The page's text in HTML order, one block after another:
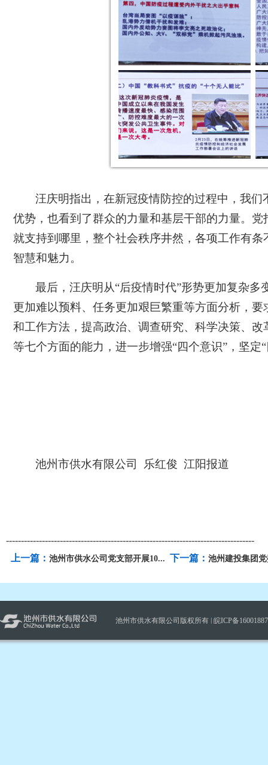
汪庆明指出，在新冠疫情防控的过程中，我
优势，也看到了群众的力量和基层干部的力量。
就支持到哪里，整个社会秩序井然，各项工作有
智慧和魅力。
最后，汪庆明从“后疫情时代”形势更加复杂
更加难以预料、任务更加艰巨繁重等方面分析，
和工作方法，提高政治、调查研究、科学决策、
等七个方面的能力，进一步增强“四个意识”，坚定
池州市供水有限公司 乐红俊 江阳报道
-----------------------------------------------------------------------------------
上一篇： 池州市供水公司党支部开展10... 下一篇： 池州建投集团
池州市供水有限公司版权所有 | 皖ICP备